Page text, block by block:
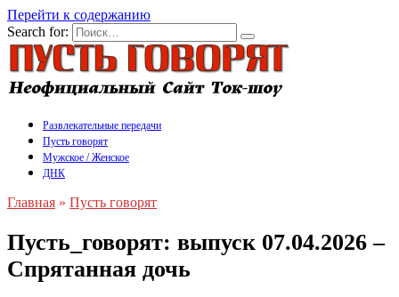
Перейти к содержанию
Search for:
Развлекательные передачи
Пусть говорят
Мужское / Женское
ДНК
Главная » Пусть говорят
Пусть_говорят: выпуск 07.04.2026 –
Спрятанная дочь